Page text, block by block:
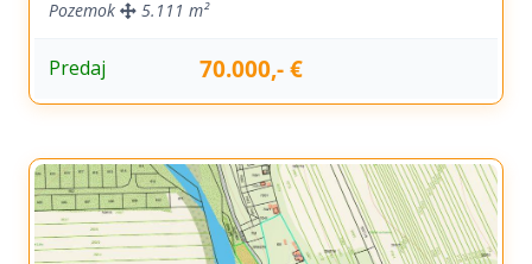
Pozemok 5.111 m²
Predaj 70.000,- €